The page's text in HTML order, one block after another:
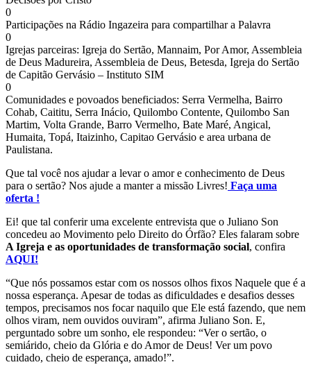
0
Participações na Rádio Ingazeira para compartilhar a Palavra
0
Igrejas parceiras: Igreja do Sertão, Mannaim, Por Amor, Assembleia
de Deus Madureira, Assembleia de Deus, Betesda, Igreja do Sertão
de Capitão Gervásio – Instituto SIM
0
Comunidades e povoados beneficiados: Serra Vermelha, Bairro
Cohab, Caititu, Serra Inácio, Quilombo Contente, Quilombo San
Martim, Volta Grande, Barro Vermelho, Bate Maré, Angical,
Humaita, Topá, Itaizinho, Capitao Gervásio e area urbana de
Paulistana.
Que tal você nos ajudar a levar o amor e conhecimento de Deus
para o sertão? Nos ajude a manter a missão Livres! Faça uma
oferta !
Ei! que tal conferir uma excelente entrevista que o Juliano Son
concedeu ao Movimento pelo Direito do Órfão? Eles falaram sobre
A Igreja e as oportunidades de transformação social, confira
AQUI!
“Que nós possamos estar com os nossos olhos fixos Naquele que é a
nossa esperança. Apesar de todas as dificuldades e desafios desses
tempos, precisamos nos focar naquilo que Ele está fazendo, que nem
olhos viram, nem ouvidos ouviram”, afirma Juliano Son. E,
perguntado sobre um sonho, ele respondeu: “Ver o sertão, o
semiárido, cheio da Glória e do Amor de Deus! Ver um povo
cuidado, cheio de esperança, amado!”.